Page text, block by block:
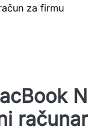
za firmu